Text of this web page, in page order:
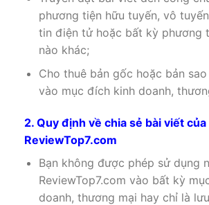
phương tiện hữu tuyến, vô
tin điện tử hoặc bất kỳ phương
nào khác;
Cho thuê bản gốc hoặc bản
vào mục đích kinh doanh,
2. Quy định về chia sẻ bài viết của
ReviewTop7.com
Bạn không được phép sử dụng
ReviewTop7.com vào bất kỳ
doanh, thương mại hay chỉ là